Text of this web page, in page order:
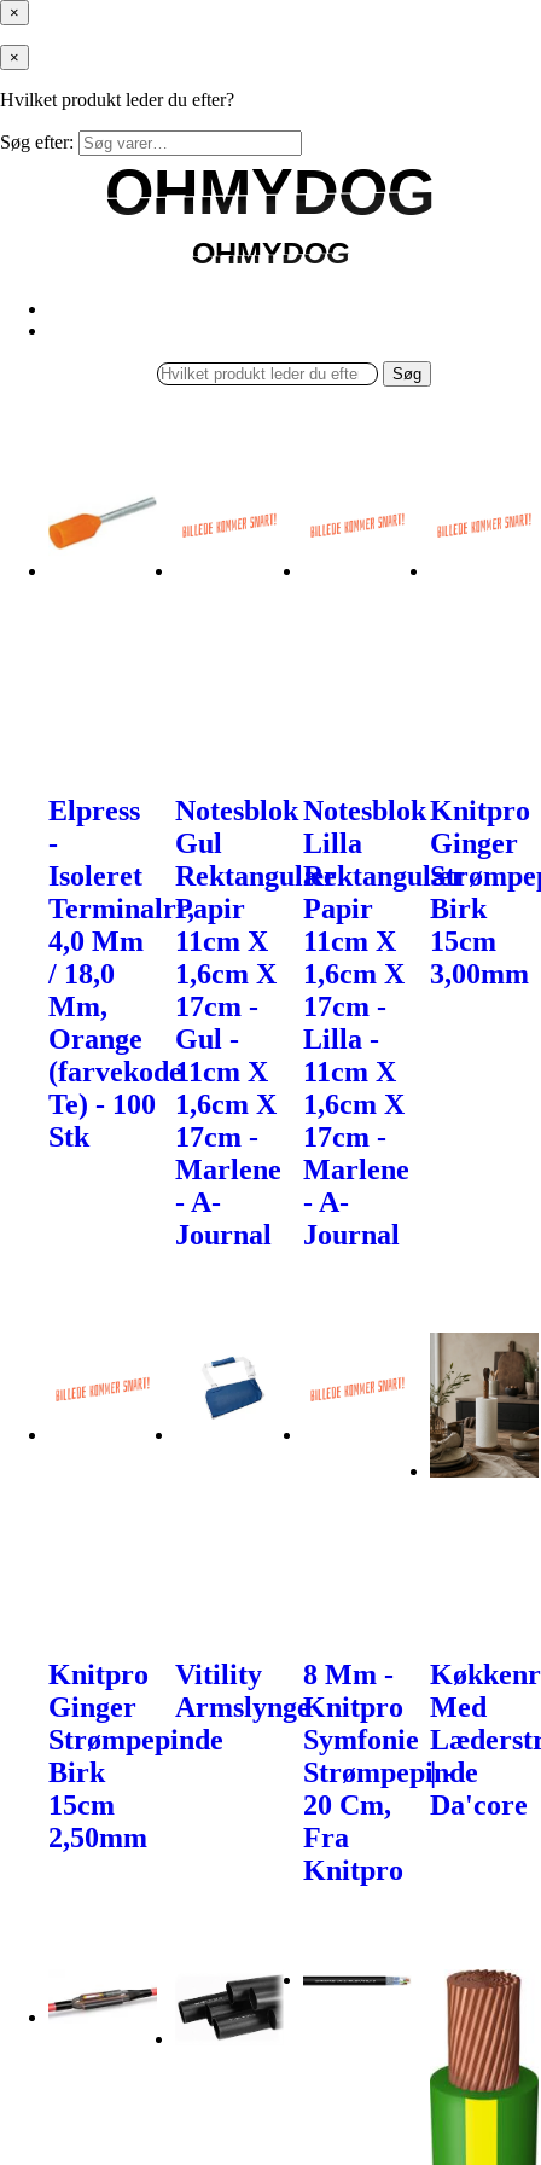
×
×
Hvilket produkt leder du efter?
Søg efter:
OHMYDOG
OHMYDOG
OHMYDOG
OHMYDOG
Søg
Elpress
-
Isoleret
Terminalrr,
4,0 Mm
/ 18,0
Mm,
Orange
(farvekode
Te) - 100
Stk
Notesblok
Gul
Rektangulær
Papir
11cm X
1,6cm X
17cm -
Gul -
11cm X
1,6cm X
17cm -
Marlene
- A-
Journal
Notesblok
Lilla
Rektangulær
Papir
11cm X
1,6cm X
17cm -
Lilla -
11cm X
1,6cm X
17cm -
Marlene
- A-
Journal
Knitpro
Ginger
Birk
15cm
3,00mm
Knitpro
Ginger
Strømpepinde
Birk
15cm
2,50mm
Vitility
Armslynge
8 Mm -
Knitpro
Symfonie
Strømpepinde
20 Cm,
Fra
Knitpro
Med
| -
Da'core